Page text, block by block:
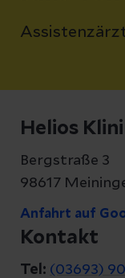
Helios
Bergstraße 3
98617
Anfahrt auf
Kontakt
Tel: (03693)